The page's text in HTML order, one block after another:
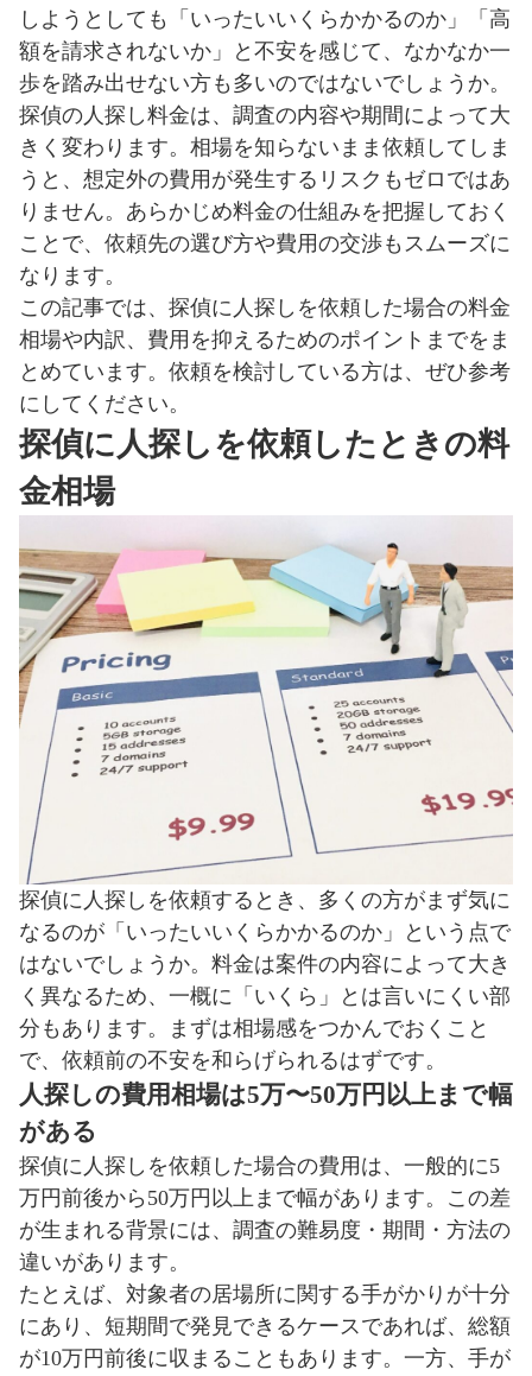
しようとしても「いったいいくらかかるのか」「高
額を請求されないか」と不安を感じて、なかなか一
歩を踏み出せない方も多いのではないでしょうか。
探偵の人探し料金は、調査の内容や期間によって大
きく変わります。相場を知らないまま依頼してしま
うと、想定外の費用が発生するリスクもゼロではあ
りません。あらかじめ料金の仕組みを把握しておく
ことで、依頼先の選び方や費用の交渉もスムーズに
なります。
この記事では、探偵に人探しを依頼した場合の料金
相場や内訳、費用を抑えるためのポイントまでをま
とめています。依頼を検討している方は、ぜひ参考
にしてください。
探偵に人探しを依頼したときの料
金相場
探偵に人探しを依頼するとき、多くの方がまず気に
なるのが「いったいいくらかかるのか」という点で
はないでしょうか。料金は案件の内容によって大き
く異なるため、一概に「いくら」とは言いにくい部
分もあります。まずは相場感をつかんでおくこと
で、依頼前の不安を和らげられるはずです。
人探しの費用相場は5万〜50万円以上まで幅
がある
探偵に人探しを依頼した場合の費用は、一般的に5
万円前後から50万円以上まで幅があります。この差
が生まれる背景には、調査の難易度・期間・方法の
違いがあります。
たとえば、対象者の居場所に関する手がかりが十分
にあり、短期間で発見できるケースであれば、総額
が10万円前後に収まることもあります。一方、手が